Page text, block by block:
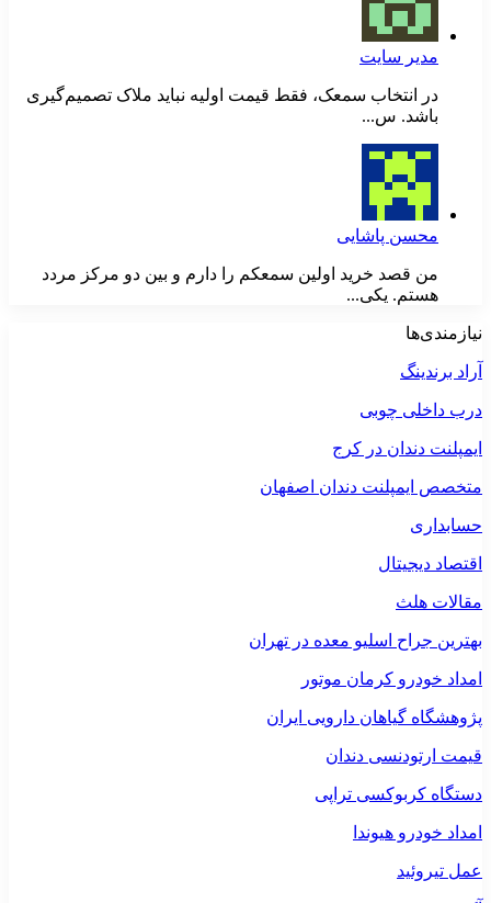
مدیر سایت
در انتخاب سمعک، فقط قیمت اولیه نباید ملاک تصمیم‌گیری
باشد. س...
محسن پاشایی
من قصد خرید اولین سمعکم را دارم و بین دو مرکز مردد
هستم. یکی...
نیازمندی‌ها
آراد برندینگ
درب داخلی چوبی
ایمپلنت دندان در کرج
متخصص ایمپلنت دندان اصفهان
حسابداری
اقتصاد دیجیتال
مقالات هلث
بهترین جراح اسلیو معده در تهران
امداد خودرو کرمان موتور
پژوهشگاه گیاهان دارویی ایران
قیمت ارتودنسی دندان
دستگاه کربوکسی تراپی
امداد خودرو هیوندا
عمل تیروئید